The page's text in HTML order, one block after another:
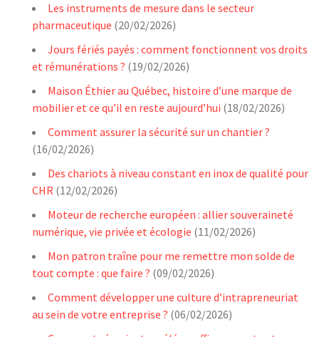
Les instruments de mesure dans le secteur
pharmaceutique (20/02/2026)
Jours fériés payés : comment fonctionnent vos droits
et rémunérations ? (19/02/2026)
Maison Éthier au Québec, histoire d’une marque de
mobilier et ce qu’il en reste aujourd’hui (18/02/2026)
Comment assurer la sécurité sur un chantier ?
(16/02/2026)
Des chariots à niveau constant en inox de qualité pour
CHR (12/02/2026)
Moteur de recherche européen : allier souveraineté
numérique, vie privée et écologie (11/02/2026)
Mon patron traîne pour me remettre mon solde de
tout compte : que faire ? (09/02/2026)
Comment développer une culture d’intrapreneuriat
au sein de votre entreprise ? (06/02/2026)